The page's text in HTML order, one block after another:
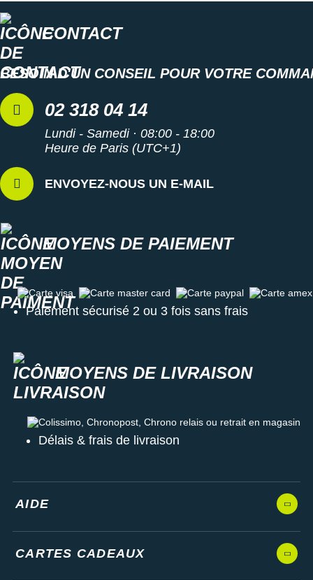
CONTACT
BESOIN D'UN CONSEIL POUR VOTRE
02 318 04 14
Lundi - Samedi · 08:00 - 18:00
Heure de Paris (UTC+1)
ENVOYEZ-NOUS UN E-MAIL
MOYENS DE PAIEMENT
Carte visa Carte master card Carte paypal Carte amex
Paiement sécurisé 2 ou 3 fois sans frais
MOYENS DE LIVRAISON
Colissimo, Chronopost, Chrono relais ou retrait en magasin
Délais & frais de livraison
AIDE
CARTES CADEAUX